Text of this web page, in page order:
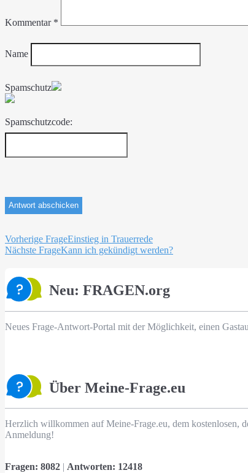
Kommentar *
Name
Spamschutz
Spamschutzcode:
Beitragsnavigation
Vorherige FrageEinstieg in Trauerrede
Nächste FrageKann ich gekündigt werden?
Neu: FRAGEN.org
Neues Frage-Antwort-Portal mit der Möglichkeit, einen
Über Meine-Frage.eu
Herzlich willkommen auf Meine-Frage.eu, dem kostenlosen,
Anmeldung!
Fragen: 8082 | Antworten: 12418